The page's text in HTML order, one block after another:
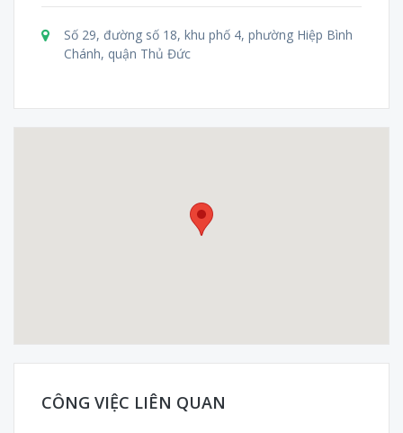
Số 29, đường số 18, khu phố 4, phường Hiệp Bình
Chánh, quận Thủ Đức
CÔNG VIỆC LIÊN QUAN